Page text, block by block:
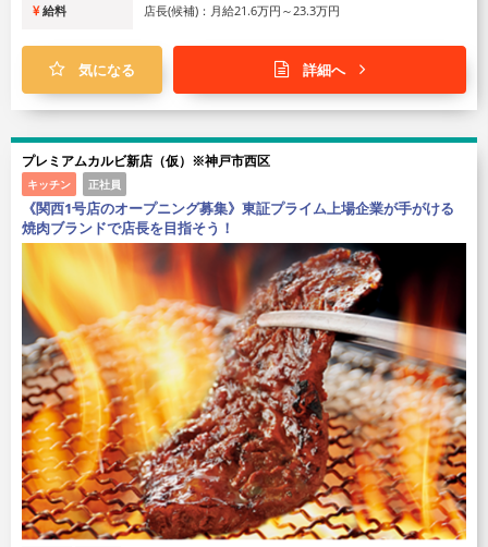
給料 店長(候補)：月給21.6万円～23.3万円
気になる 詳細へ
プレミアムカルビ新店（仮）※神戸市西区
キッチン 正社員
《関西1号店のオープニング募集》東証プライム上場企業が手がける
焼肉ブランドで店長を目指そう！